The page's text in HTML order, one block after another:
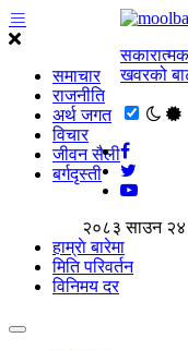
समाचार
राजनीति
अर्थ जगत
विचार
जीवन सैली
बर्गदृस्ती
खवरको
२०८३ साउन
हाम्राे बारेमा
मिति परिवर्तन
विनिमय दर